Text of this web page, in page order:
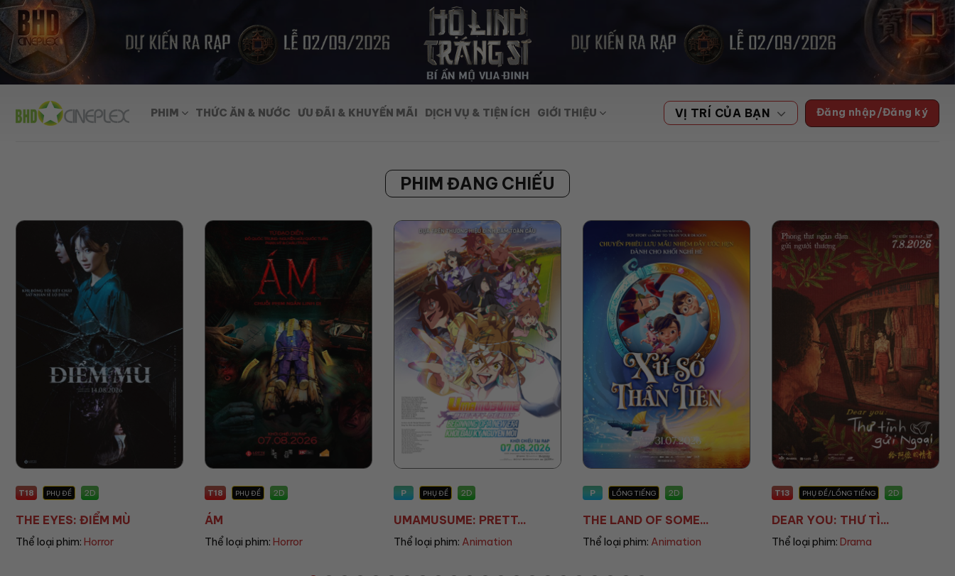
Skip
to
content
PHIM THỨC ĂN & NƯỚC ƯU ĐÃI & KHUYẾN MÃI DỊCH VỤ & TIỆN ÍCH GIỚI THIỆU VỊ TRÍ CỦA BẠN Đăng nhập/Đăng ký
PHIM ĐANG CHIẾU
T18 PHỤ ĐỀ 2D
ÁM
Thể loại phim: Horror
P PHỤ ĐỀ 2D
UMAMUSUME: PRETT...
Thể loại phim: Animation
P LỒNG TIẾNG
THE LAND OF SOME...
Thể loại phim: Animation
T13 PHỤ ĐỀ/LỒNG TIẾNG
DEAR YOU: THƯ TÌ...
Thể loại phim: Drama
T13 PHỤ ĐỀ 2D
THE END OF OAK S...
Thể loại phim: Sci-fi